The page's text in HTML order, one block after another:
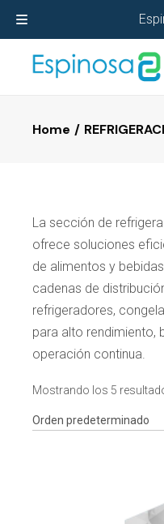
Home
La sección de
ofrece soluciones
de alimentos y
cadenas de
refrigeradores,
para alto rendimiento,
operación continua.
Mostrando los 5
Orden predeterminado